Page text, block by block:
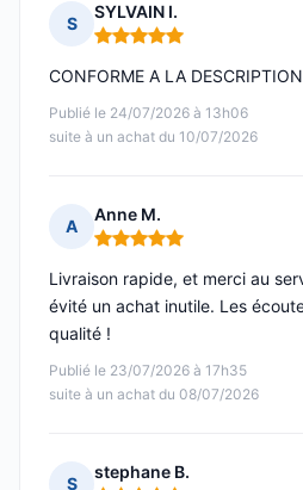
S
SYLVAIN I.
Note : 5 sur 5
Publié le 24/07/2026 à 13h06
suite à un achat du 10/07/2026
CONFORME A LA
A
Anne M.
Note : 5 sur 5
Publié le 23/07/2026 à 17h35
suite à un achat du 08/07/2026
Livraison rapide, et merci au
évité un achat inutile. Les
qualité !
S
stephane B.